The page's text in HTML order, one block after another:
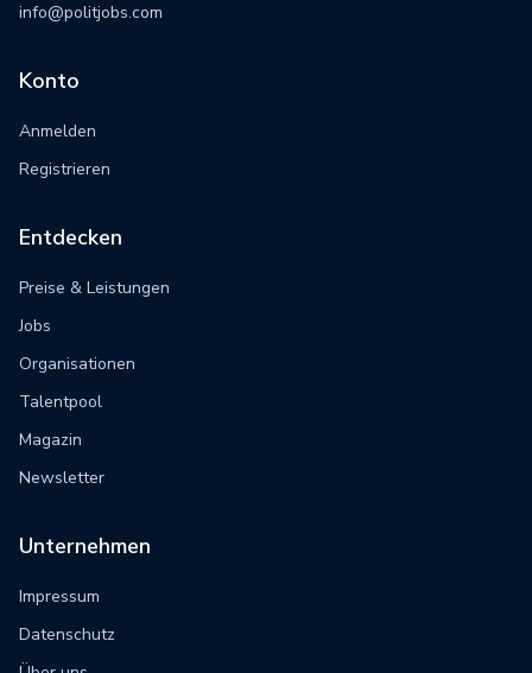
info@politjobs.com
Konto
Anmelden
Registrieren
Entdecken
Preise & Leistungen
Jobs
Organisationen
Talentpool
Magazin
Newsletter
Unternehmen
Impressum
Datenschutz